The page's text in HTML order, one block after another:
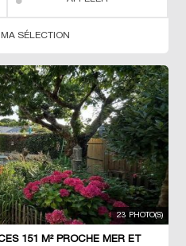
SÉLECTION
23 PHOTO(S)
151 M² PROCHE MER ET